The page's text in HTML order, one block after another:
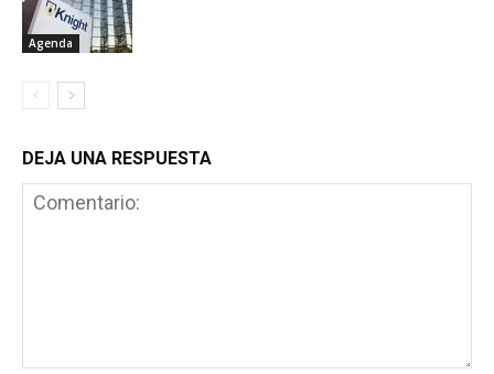
Agenda
DEJA UNA RESPUESTA